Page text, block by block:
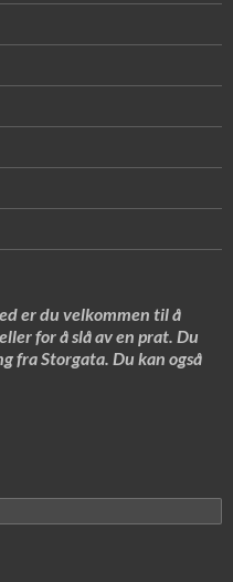
er du velkommen til å
for å slå av en prat. Du
fra Storgata. Du kan også